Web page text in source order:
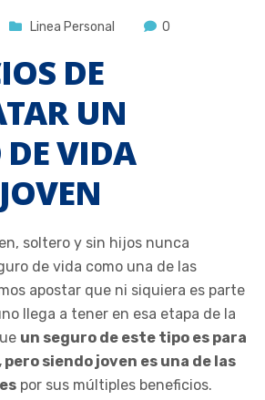
Linea Personal 0
DE
UN
DE VIDA
soltero y sin hijos nunca
de vida como una de las
apostar que ni siquiera es parte
llega a tener en esa etapa de la
un seguro de este tipo es para
siendo joven es una de las
por sus múltiples beneficios.